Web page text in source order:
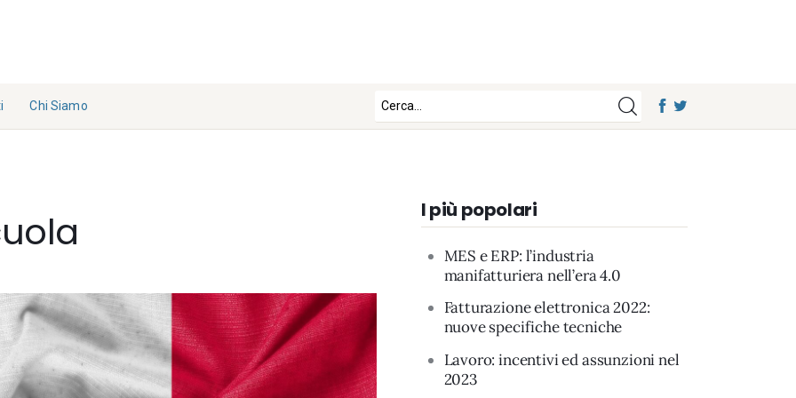
Chi Siamo
Collabo
ra con
Contat
ti
I più popolari
MES e ERP: l’industria
manifatturiera nell’era 4.0
Fatturazione elettronica 2022:
nuove specifiche tecniche
Lavoro: incentivi ed assunzioni nel
2023